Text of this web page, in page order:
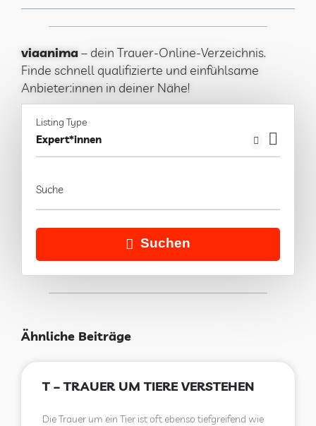
viaanima– dein Trauer-Online-Verzeichnis.
Finde schnell qualifizierte und einfühlsame
Anbieter:innen in deiner Nähe!
Expert*innen
Listing Type
Suche
Suchen
Ähnliche Beiträge
T – TRAUER UM TIERE VERSTEHEN
Die Trauer um ein Tier ist oft ebenso tiefgreifend wie